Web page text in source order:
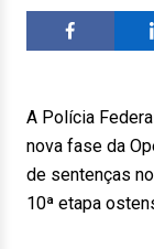
A Polícia
nova fase da
de sentenças
10ª etapa